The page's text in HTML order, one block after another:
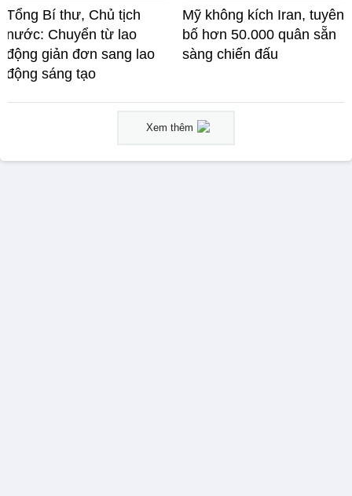
Tổng Bí thư, Chủ tịch
nước: Chuyển từ lao
động giản đơn sang lao
động sáng tạo
Mỹ không kích Iran, tuyên
bố hơn 50.000 quân sẵn
sàng chiến đấu
Xem thêm